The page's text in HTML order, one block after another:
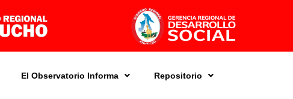
El Observatorio Informa Repositorio